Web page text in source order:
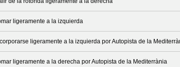
ligeramente a la izquierda
ligeramente a la izquierda por Autopista de la
ligeramente a la derecha por Autopista de la Mediterrània